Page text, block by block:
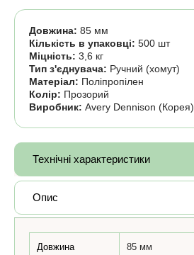
Довжина: 85 мм
Кількість в упаковці: 500 шт
Міцність: 3,6 кг
Тип з'єднувача: Ручний (хомут)
Матеріал: Поліпропілен
Колір: Прозорий
Виробник: Avery Dennison (Корея)
Технічні характеристики
Опис
Довжина 85 мм